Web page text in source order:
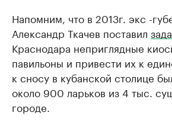
Напомним, что в 2013г. экс -
Александр Ткачев поставил
Краснодара неприглядные
павильоны и привести их к
к сносу в кубанской столице
около 900 ларьков из 4 тыс.
городе.